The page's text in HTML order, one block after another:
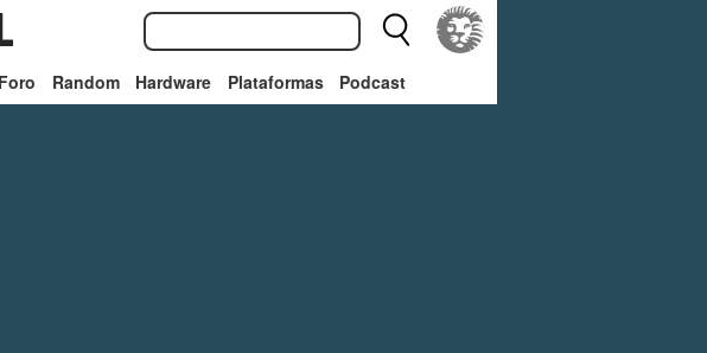
Foro Random Hardware Plataformas Podcast